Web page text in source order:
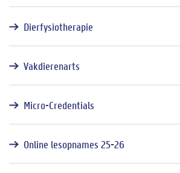
Dierfysiotherapie
Vakdierenarts
Micro-Credentials
Online lesopnames 25-26